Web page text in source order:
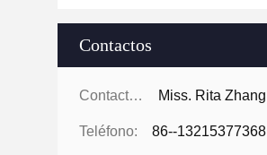
Contactos
Contactos: Miss. Rita Zhang
Teléfono: 86--13215377368